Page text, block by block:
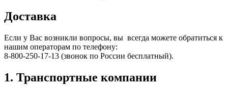
Доставка
Если у Вас возникли вопросы, вы всегда можете обратиться к
нашим операторам по телефону:
8-800-250-17-13 (звонок по России бесплатный).
1. Транспортные компании